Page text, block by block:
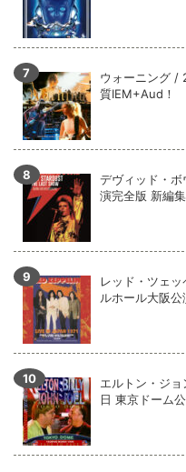
ウォーニング /
質IEM+Aud！
デヴィッド・
演完全版 新編集
レッド・ツェ
ルホール大阪公
エルトン・ジ
日 東京ドーム公